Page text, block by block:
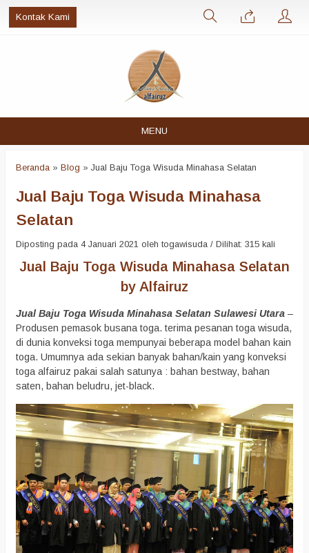
Kontak Kami
MENU
Beranda » Blog » Jual Baju Toga Wisuda Minahasa Selatan
Jual Baju Toga Wisuda Minahasa
Selatan
Diposting pada 4 Januari 2021 oleh togawisuda / Dilihat: 315 kali
Jual Baju Toga Wisuda Minahasa Selatan
by Alfairuz
Jual Baju Toga Wisuda Minahasa Selatan Sulawesi Utara –
Produsen pemasok busana toga. terima pesanan toga wisuda,
di dunia konveksi toga mempunyai beberapa model bahan kain
toga. Umumnya ada sekian banyak bahan/kain yang konveksi
toga alfairuz pakai salah satunya : bahan bestway, bahan
saten, bahan beludru, jet-black.